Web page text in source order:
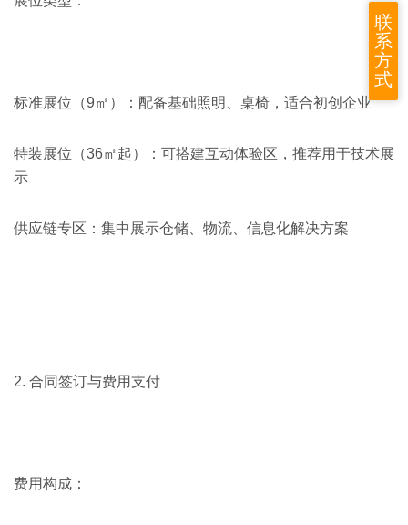
标准展位（9㎡）：配备基础照明、桌椅，适合初创企业
特装展位（36㎡起）：可搭建互动体验区，推荐用于技术展
示
供应链专区：集中展示仓储、物流、信息化解决方案
2. 合同签订与费用支付
费用构成：
联
系
方
式